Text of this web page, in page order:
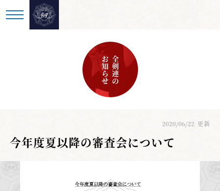
全剣連の
お知らせ
2020/06/22 更新
今年度夏以降の審査会について